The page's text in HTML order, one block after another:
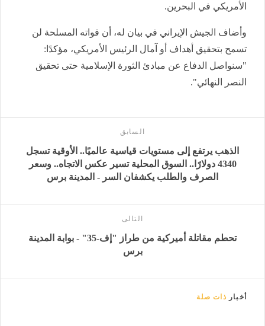
الأمريكي في البحرين.
وأضاف الجيش الإيراني في بيان له، أن قواته المسلحة لن
تسمح بتحقيق أهداف أو آمال الرئيس الأمريكي، مؤكدًا:
"سنواصل الدفاع عن مبادئ الثورة الإسلامية حتى تحقيق
النصر النهائي".
السابق
الذهب يرتفع إلى مستويات قياسية عالميًا.. الأوقية تسجل
4340 دولارًا.. السوق المحلية تسير عكس الاتجاه.. وسعر
الصرف والطلب يكشفان السر - المدينة برس
التالى
تحطم مقاتلة أميركية من طراز "إف-35" - بوابة المدينة
برس
أخبار ذات صلة